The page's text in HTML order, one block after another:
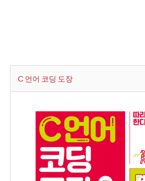
C 언어 코딩 도장